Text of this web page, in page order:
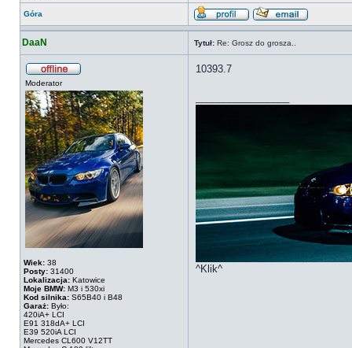
Góra
DaaN Tytuł: Re: Grosz do grosza..
Moderator
Wiek: 38
Posty: 31400
Lokalizacja: Katowice
Moje BMW: M3 i 530xi
Kod silnika: S65B40 i B48
Garaż: Było:
420iA+ LCI
E91 318dA+ LCI
E39 520iA LCI
Mercedes CL600 V12TT
10393.7
^Klik^